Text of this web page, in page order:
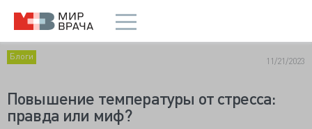
Блоги 11/21/2023
Повышение температуры от стресса:
правда или миф?